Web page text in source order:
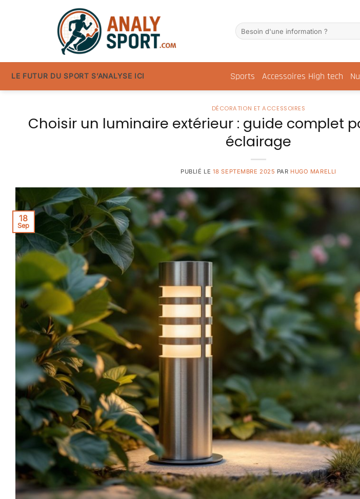
LE FUTUR DU SPORT S’ANALYSE ICI Sports Accessoires High tech
DÉCORATION ET ACCESSOIRES
Choisir un luminaire extérieur : guide complet
éclairage
PUBLIÉ LE 18 SEPTEMBRE 2025 PAR HUGO MARELLI
18
Sep